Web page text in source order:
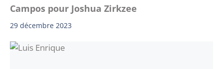
Campos pour Joshua Zirkzee
29 décembre 2023